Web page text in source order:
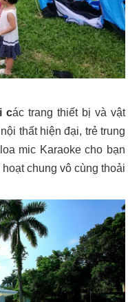
các trang thiết bị và vật
thất hiện đại, trẻ trung
mic Karaoke cho bạn
chung vô cùng thoải